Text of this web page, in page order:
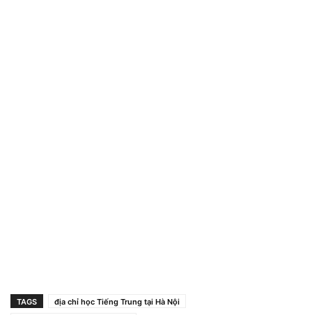
TAGS
địa chỉ học Tiếng Trung tại Hà Nội